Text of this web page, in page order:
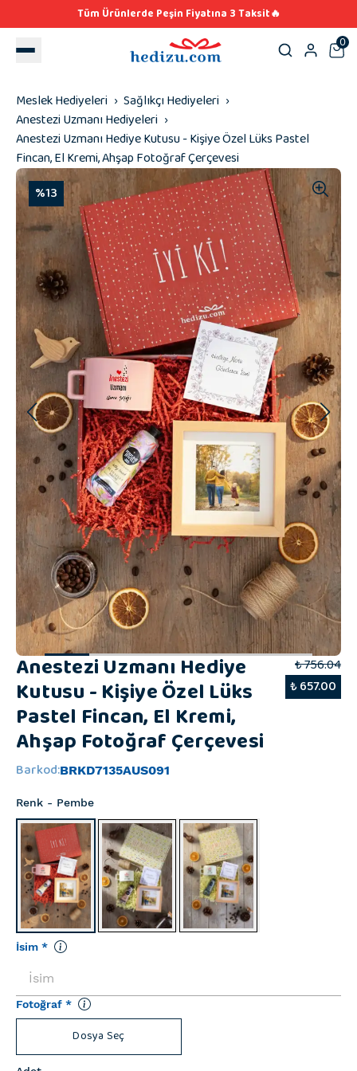
Tüm Ürünlerde Peşin Fiyatına 3 Taksit🔥
0
Meslek Hediyeleri
Sağlıkçı Hediyeleri
Anestezi Uzmanı Hediyeleri
Anestezi Uzmanı Hediye Kutusu - Kişiye Özel Lüks Pastel
Fincan, El Kremi, Ahşap Fotoğraf Çerçevesi
%13
Anestezi Uzmanı Hediye
Kutusu - Kişiye Özel Lüks
Pastel Fincan, El Kremi,
Ahşap Fotoğraf Çerçevesi
₺ 756.04
₺ 657.00
Barkod:BRKD7135AUS091
Renk - Pembe
İsim *
Fotoğraf *
Dosya Seç